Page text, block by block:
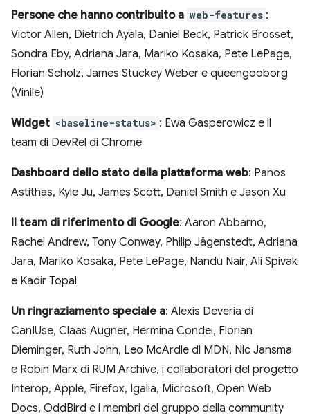
Persone che hanno contribuito a web-features :
Victor Allen, Dietrich Ayala, Daniel Beck, Patrick Brosset,
Sondra Eby, Adriana Jara, Mariko Kosaka, Pete LePage,
Florian Scholz, James Stuckey Weber e queengooborg
(Vinile)
Widget <baseline-status> : Ewa Gasperowicz e il
team di DevRel di Chrome
Dashboard dello stato della piattaforma web: Panos
Astithas, Kyle Ju, James Scott, Daniel Smith e Jason Xu
Il team di riferimento di Google: Aaron Abbarno,
Rachel Andrew, Tony Conway, Philip Jägenstedt, Adriana
Jara, Mariko Kosaka, Pete LePage, Nandu Nair, Ali Spivak
e Kadir Topal
Un ringraziamento speciale a: Alexis Deveria di
CanIUse, Claas Augner, Hermina Condei, Florian
Dieminger, Ruth John, Leo McArdle di MDN, Nic Jansma
e Robin Marx di RUM Archive, i collaboratori del progetto
Interop, Apple, Firefox, Igalia, Microsoft, Open Web
Docs, OddBird e i membri del gruppo della community